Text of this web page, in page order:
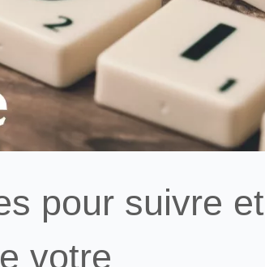
pour suivre et
votre